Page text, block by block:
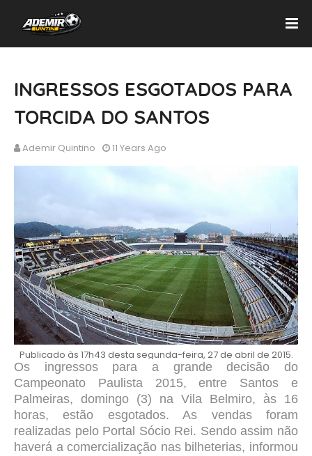
INGRESSOS ESGOTADOS PARA
TORCIDA DO SANTOS
Ademir Quintino 11 Years Ago
Publicado às 17h43 desta segunda-feira, 27 de abril de 2015.
Os ingressos para a grande decisão do
Campeonato Paulista 2015, entre Santos e
Palmeiras, domingo (3) na Vila Belmiro, às 16
horas, estão esgotados. As vendas foram
realizadas pelo Portal Sócio Rei. Sendo assim não
haverá a comercialização nas bilheterias, informou